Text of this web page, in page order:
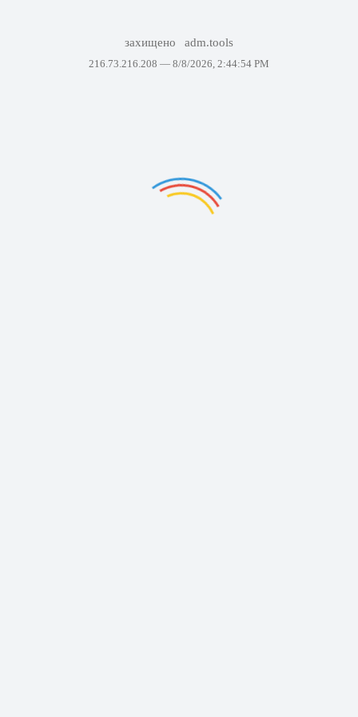
захищено adm.tools
216.73.216.208 — 8/8/2026, 2:44:54 PM